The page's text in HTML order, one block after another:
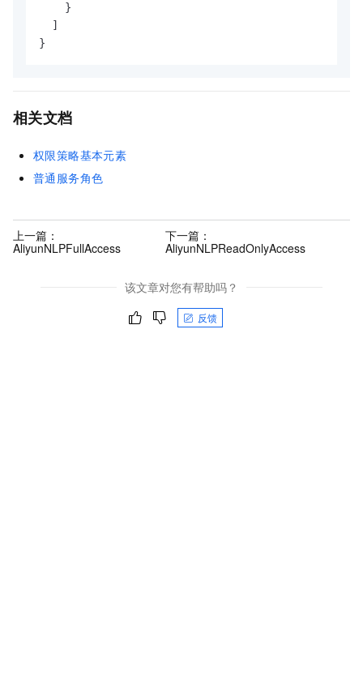
}
]
}
相关文档
权限策略基本元素
普通服务角色
上一篇：
AliyunNLPFullAccess
下一篇：
AliyunNLPReadOnlyAccess
该文章对您有帮助吗？
反馈